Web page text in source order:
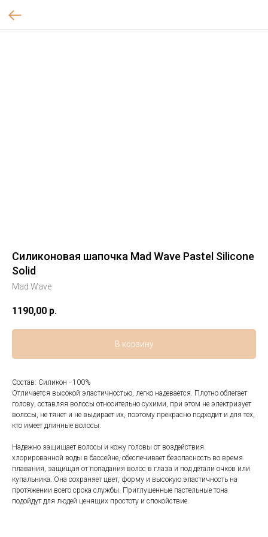
Силиконовая шапочка Mad Wave Pastel Silicone
Solid
Mad Wave
1190,00 р.
В корзину
Состав: Силикон - 100%
Отличается высокой эластичностью, легко надевается. Плотно облегает
голову, оставляя волосы относительно сухими, при этом не электризует
волосы, не тянет и не выдирает их, поэтому прекрасно подходит и для тех,
кто имеет длинные волосы.
Надежно защищает волосы и кожу головы от воздействия
хлорированной воды в бассейне, обеспечивает безопасность во время
плавания, защищая от попадания волос в глаза и под детали очков или
купальника. Она сохраняет цвет, форму и высокую эластичность на
протяжении всего срока службы. Приглушенные пастельные тона
подойдут для людей ценящих простоту и спокойствие.